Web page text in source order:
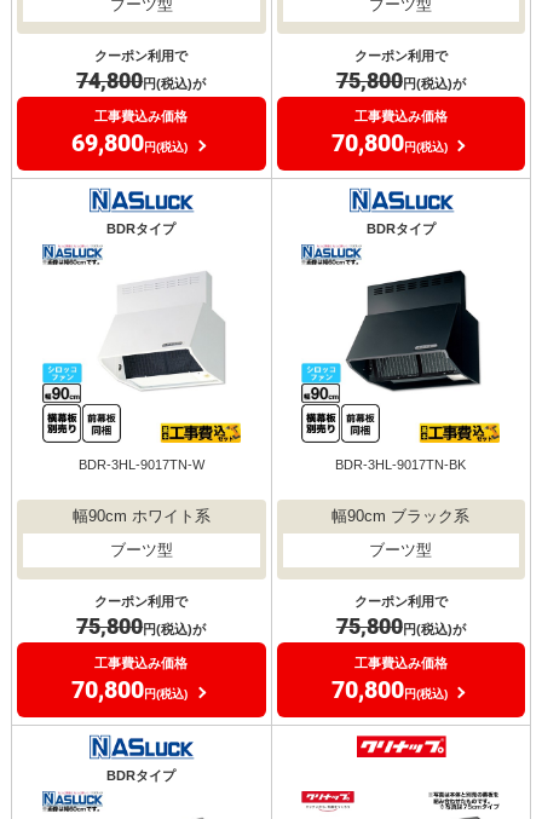
ブーツ型
クーポン利用で
74,800円(税込)が
工事費込み価格
69,800円(税込)
ブーツ型
クーポン利用で
75,800円(税込)が
工事費込み価格
70,800円(税込)
BDRタイプ
BDR-3HL-9017TN-W
幅90cm ホワイト系
ブーツ型
クーポン利用で
75,800円(税込)が
工事費込み価格
70,800円(税込)
BDRタイプ
BDR-3HL-9017TN-BK
幅90cm ブラック系
ブーツ型
クーポン利用で
75,800円(税込)が
工事費込み価格
70,800円(税込)
BDRタイプ